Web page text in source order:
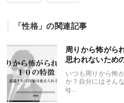
「性格」の関連記事
周りから怖がら
思われないため
いつも周りから怖
か？自分にはそん
ig...